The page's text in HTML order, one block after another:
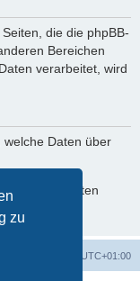
zu
die die phpBB-
Bereichen
verarbeitet, wird
welche Daten über
deiner Daten
UTC+01:00